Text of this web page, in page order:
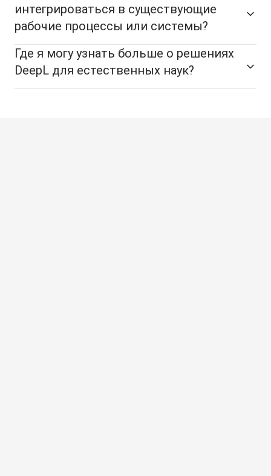
интегрироваться в существующие
рабочие процессы или системы?
Где я могу узнать больше о решениях
DeepL для естественных наук?